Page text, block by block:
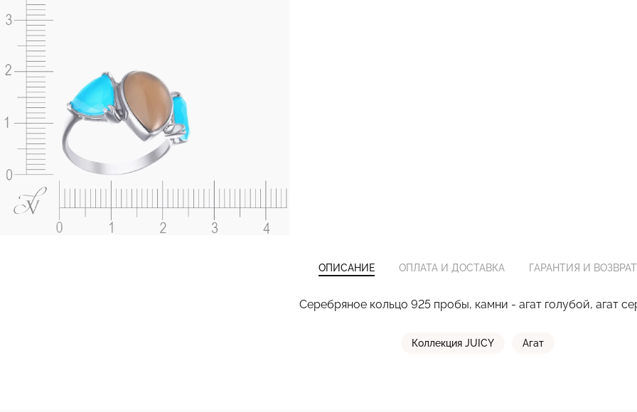
ОПИСАНИЕ ОПЛАТА И ДОСТАВКА ГАРАНТИЯ И ВОЗВРАТ
Серебряное кольцо 925 пробы, камни - агат голубой, агат
Коллекция JUICY Агат